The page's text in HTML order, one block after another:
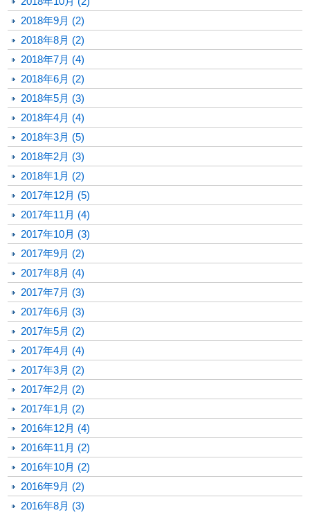
2018年9月 (2)
2018年8月 (2)
2018年7月 (4)
2018年6月 (2)
2018年5月 (3)
2018年4月 (4)
2018年3月 (5)
2018年2月 (3)
2018年1月 (2)
2017年12月 (5)
2017年11月 (4)
2017年10月 (3)
2017年9月 (2)
2017年8月 (4)
2017年7月 (3)
2017年6月 (3)
2017年5月 (2)
2017年4月 (4)
2017年3月 (2)
2017年2月 (2)
2017年1月 (2)
2016年12月 (4)
2016年11月 (2)
2016年10月 (2)
2016年9月 (2)
2016年8月 (3)